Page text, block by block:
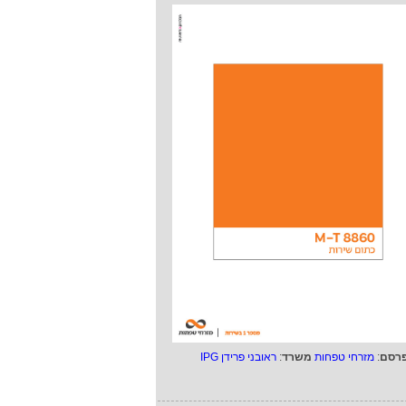
: מזרחי טפחות משרד: ראובני פרידן IPG